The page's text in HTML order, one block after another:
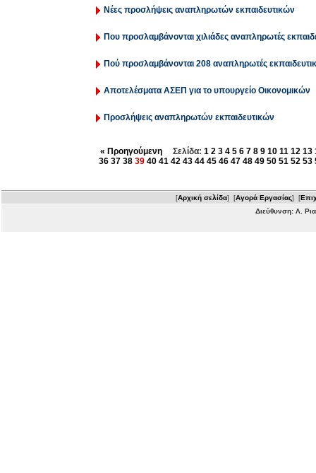
Νέες προσλήψεις αναπληρωτών εκπαιδευτικών
Που προσλαμβάνονται χιλιάδες αναπληρωτές
Πού προσλαμβάνονται 208 αναπληρωτές
Αποτελέσματα ΑΣΕΠ για το υπουργείο Οικονομικών
Προσλήψεις αναπληρωτών εκπαιδευτικών
« ΠροηγούμενηΣελίδα: 1 2 3 4 5 6 7 8 9 10 11 12 13
36 37 38 39 40 41 42 43 44 45 46 47 48 49 50 51 52 53
[Αρχική σελίδα] [Αγορά Εργασίας] [
Διεύθυνση: Λ.